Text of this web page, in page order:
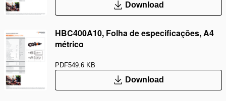
Download
HBC400A10, Folha de especificações, A4
métrico
PDF549.6 KB
Download